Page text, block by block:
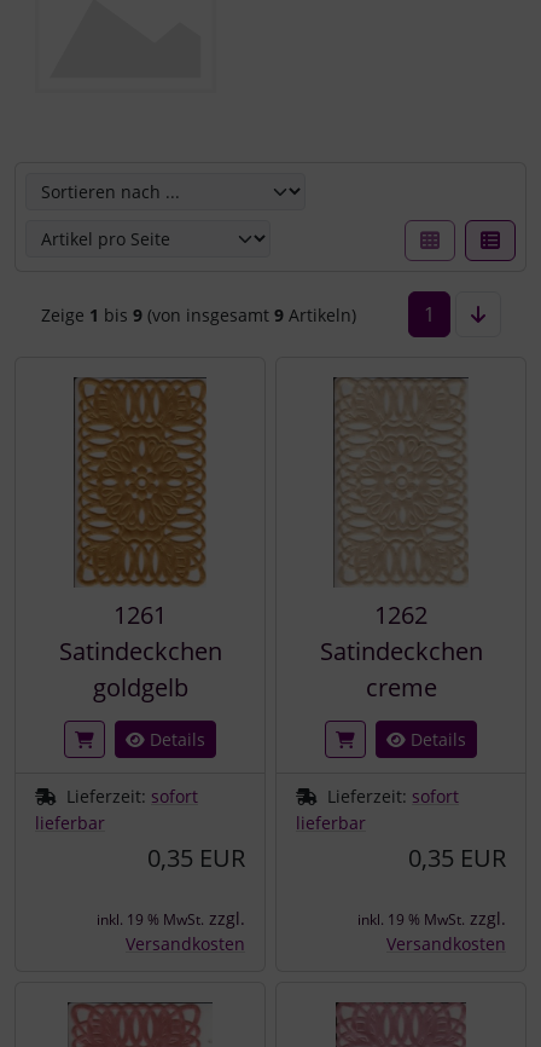
Zeige 1 bis 9(von insgesamt 9Artikeln) 1
1261
Satindeckchen
goldgelb
Details
Lieferzeit: sofort
lieferbar
0,35 EUR
inkl. 19 % MwSt. zzgl.
Versandkosten
1262
Satindeckchen
creme
Details
Lieferzeit: sofort
lieferbar
0,35 EUR
inkl. 19 % MwSt. zzgl.
Versandkosten